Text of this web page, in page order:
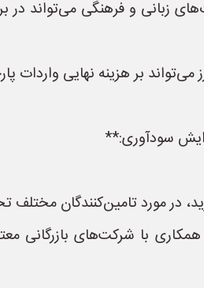
زبانی و فرهنگی می‌تواند در
بر هزینه نهایی واردات
سودآوری:**
در مورد تامین‌کنندگان مختلف
با شرکت‌های بازرگانی